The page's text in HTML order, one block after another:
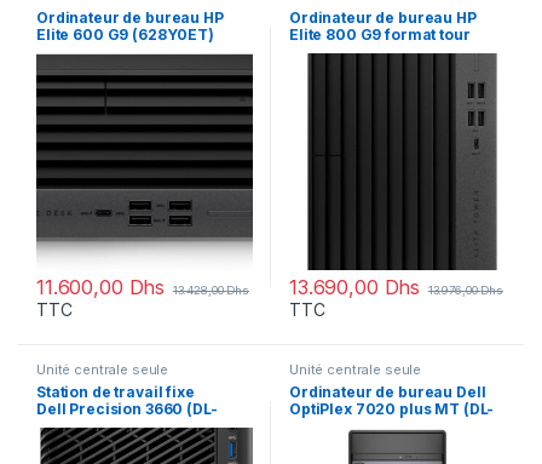
Ordinateur de bureau HP
Elite 600 G9 (628Y0ET)
11.600,00 Dhs 13.428,00Dhs
TTC
Ordinateur de bureau HP
Elite 800 G9 format tour
(7B013EA)
13.690,00 Dhs 13.976,00Dhs
TTC
Unité centrale seule
Station de travail fixe
Dell Precision 3660 (DL-
PR3660-I7)
Unité centrale seule
Ordinateur de bureau Dell
OptiPlex 7020 plus MT (DL-
OP7020PLUS-I7-W)